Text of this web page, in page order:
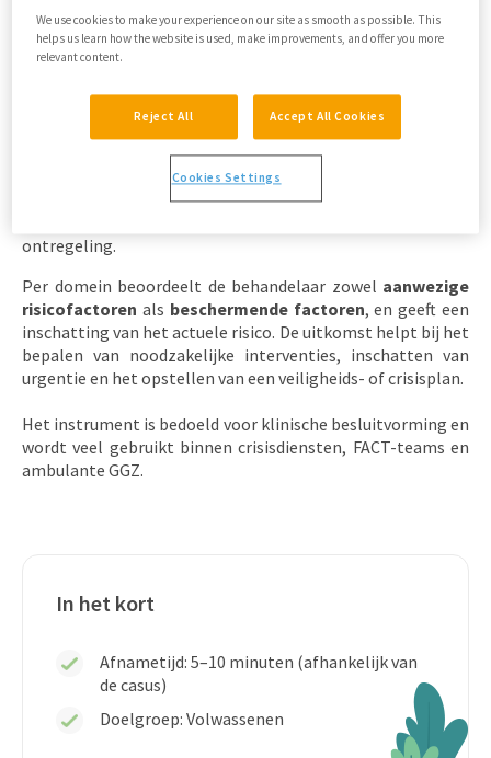
Samenvatting
De RAF GGZ Volwassenen (Risicotaxatieformulier GGZ) is
ondersteunt bij hetin kaart brengen van
bij cliënten. Het formulier bevat
meerdere domeinen, waaronder suïcidaliteit, agressie,
ontregeling.
Per domein beoordeelt de behandelaar zowel aanwezige
risicofactoren als beschermende factoren, en geeft een
inschatting van het actuele risico. De uitkomst helpt bij het
bepalen van noodzakelijke interventies, inschatten van
urgentie en het opstellen van een veiligheids- of crisisplan.
Het instrument is bedoeld voor klinische besluitvorming en
wordt veel gebruikt binnen crisisdiensten, FACT-teams en
ambulante GGZ.
In het kort
Afnametijd: 5–10 minuten (afhankelijk van
de casus)
Doelgroep: Volwassenen
We use cookies to make your experience on our site as smooth as possible. This
helps us learn how the website is used, make improvements, and offer you more
relevant content.
Reject All Accept All Cookies
Cookies Settings